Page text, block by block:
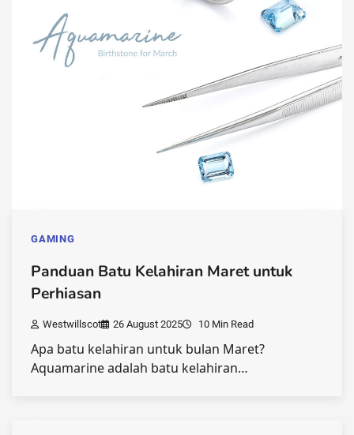
GAMING
Panduan Batu Kelahiran Maret untuk
Perhiasan
Westwillscot 26 August 2025 10 Min Read
Apa batu kelahiran untuk bulan Maret?
Aquamarine adalah batu kelahiran…